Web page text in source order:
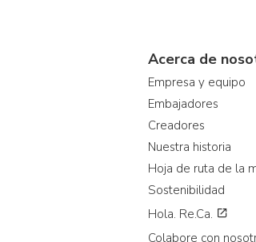
Acerca de
Empresa y equipo
Embajadores
Creadores
Nuestra historia
Hoja de ruta de la
Sostenibilidad
Hola. Re.Ca.
Colabore con